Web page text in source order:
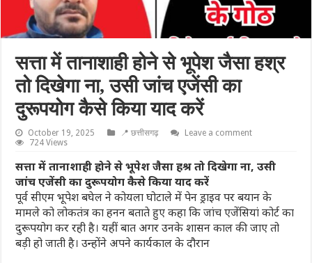
सत्ता में तानाशाही होने से भूपेश जैसा हश्र
तो दिखेगा ना, उसी जांच एजेंसी का
दुरूपयोग कैसे किया याद करें
October 19, 2025 📍 छत्तीसगढ़
Leave a comment
724 Views
सत्ता में तानाशाही होने से भूपेश जैसा हश्र तो दिखेगा ना, उसी
जांच एजेंसी का दुरूपयोग कैसे किया याद करें
पूर्व सीएम भूपेश बघेल ने कोयला घोटाले में पेन ड्राइव पर बयान के
मामले को लोकतंत्र का हनन बताते हुए कहा कि जांच एजेंसियां कोर्ट का
दुरूपयोग कर रही है। यहीं बात अगर उनके शासन काल की जाए तो
बड़ी हो जाती है। उन्होंने अपने कार्यकाल के दौरान